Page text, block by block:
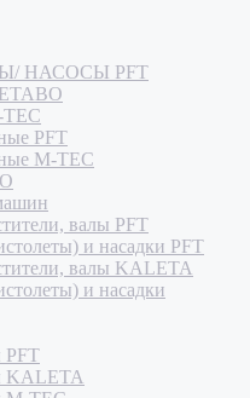
НАСОСЫ PFT
PFT
M-TEC
валы PFT
и насадки PFT
валы KALETA
и насадки
PFT
KALETA